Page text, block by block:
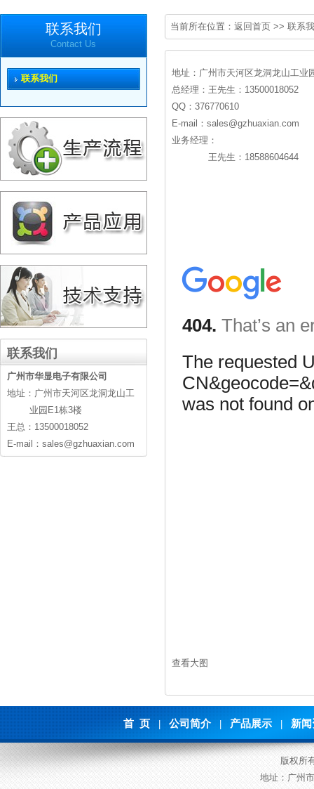
联系我们
Contact Us
联系我们
联系我们
广州市华显电子有限公司
地址：广州市天河区龙洞龙山工
业园E1栋3楼
王总：13500018052
E-mail：sales@gzhuaxian.com
当前所在位置： 返回首页 >> 联系
地址：广州市天河区龙洞龙山工业
总经理：王先生：13500018052
QQ：376770610
E-mail：sales@gzhuaxian.com
业务经理：
王先生：18588604644
查看大图
首 页 |公司简介| 产品展示 |新
版权所
地址：广州